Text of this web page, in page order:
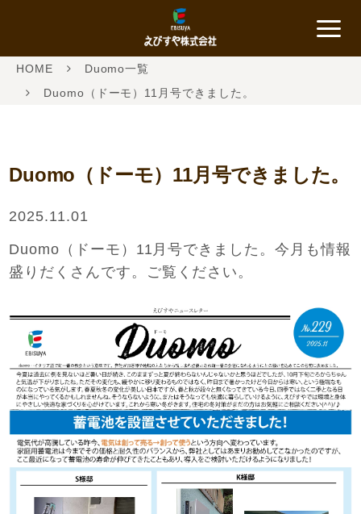
HOME
Duomo一覧
Duomo（ドーモ）11月号できました。
Duomo（ドーモ）11月号できました。
2025.11.01
Duomo（ドーモ）11月号できました。今月も情報
盛りだくさんです。ご覧ください。